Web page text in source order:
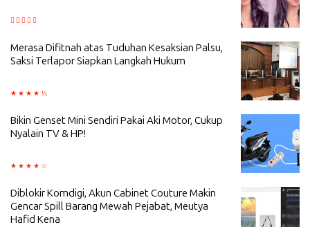
Merasa Difitnah atas Tuduhan Kesaksian Palsu,
Saksi Terlapor Siapkan Langkah Hukum
Bikin Genset Mini Sendiri Pakai Aki Motor, Cukup
Nyalain TV & HP!
Diblokir Komdigi, Akun Cabinet Couture Makin
Gencar Spill Barang Mewah Pejabat, Meutya
Hafid Kena